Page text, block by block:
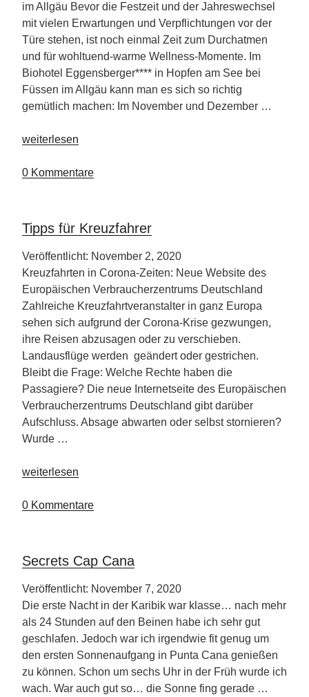
im Allgäu Bevor die Festzeit und der Jahreswechsel
mit vielen Erwartungen und Verpflichtungen vor der
Türe stehen, ist noch einmal Zeit zum Durchatmen
und für wohltuend-warme Wellness-Momente. Im
Biohotel Eggensberger**** in Hopfen am See bei
Füssen im Allgäu kann man es sich so richtig
gemütlich machen: Im November und Dezember …
„Biohotel
weiterlesen
0 Kommentare
Tipps für Kreuzfahrer
Veröffentlicht: November 2, 2020
Kreuzfahrten in Corona-Zeiten: Neue Website des
Europäischen Verbraucherzentrums Deutschland
Zahlreiche Kreuzfahrtveranstalter in ganz Europa
sehen sich aufgrund der Corona-Krise gezwungen,
ihre Reisen abzusagen oder zu verschieben.
Landausflüge werden geändert oder gestrichen.
Bleibt die Frage: Welche Rechte haben die
Passagiere? Die neue Internetseite des Europäischen
Verbraucherzentrums Deutschland gibt darüber
Aufschluss. Absage abwarten oder selbst stornieren?
Wurde …
„Tipps
Kreuzfahrer“
weiterlesen
0 Kommentare
Secrets Cap Cana
Veröffentlicht: November 7, 2020
Die erste Nacht in der Karibik war klasse… nach mehr
als 24 Stunden auf den Beinen habe ich sehr gut
geschlafen. Jedoch war ich irgendwie fit genug um
den ersten Sonnenaufgang in Punta Cana genießen
zu können. Schon um sechs Uhr in der Früh wurde ich
wach. War auch gut so… die Sonne fing gerade …